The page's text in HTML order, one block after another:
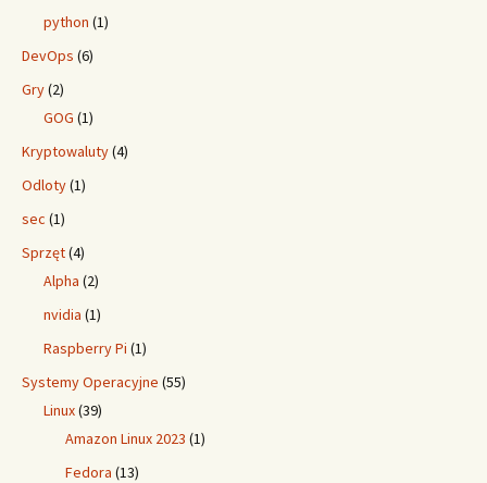
python (1)
DevOps (6)
Gry(2)
GOG (1)
Kryptowaluty(4)
Odloty(1)
sec (1)
Sprzęt(4)
Alpha (2)
nvidia (1)
Raspberry Pi (1)
Systemy Operacyjne (55)
Linux(39)
Amazon Linux 2023 (1)
Fedora (13)